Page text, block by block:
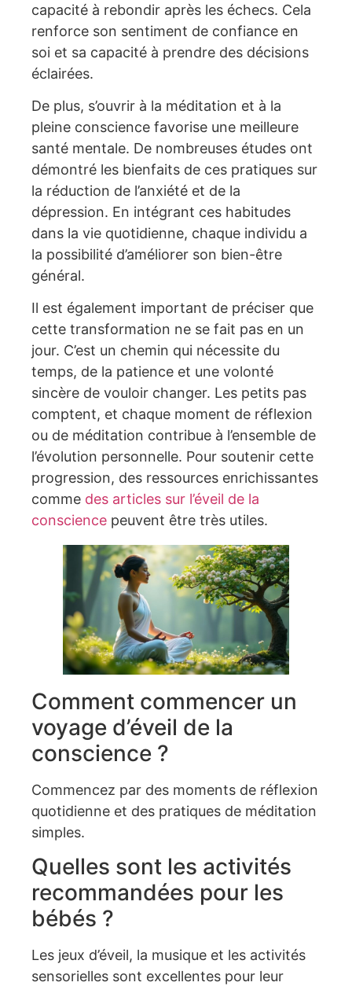
capacité à rebondir après les échecs. Cela
renforce son sentiment de confiance en
soi et sa capacité à prendre des décisions
éclairées.
De plus, s’ouvrir à la méditation et à la
pleine conscience favorise une meilleure
santé mentale. De nombreuses études ont
démontré les bienfaits de ces pratiques sur
la réduction de l’anxiété et de la
dépression. En intégrant ces habitudes
dans la vie quotidienne, chaque individu a
la possibilité d’améliorer son bien-être
général.
Il est également important de préciser que
cette transformation ne se fait pas en un
jour. C’est un chemin qui nécessite du
temps, de la patience et une volonté
sincère de vouloir changer. Les petits pas
comptent, et chaque moment de réflexion
ou de méditation contribue à l’ensemble de
l’évolution personnelle. Pour soutenir cette
progression, des ressources enrichissantes
comme des articles sur l’éveil de la
conscience peuvent être très utiles.
Comment commencer un
voyage d’éveil de la
conscience ?
Commencez par des moments de réflexion
quotidienne et des pratiques de méditation
simples.
Quelles sont les activités
recommandées pour les
bébés ?
Les jeux d’éveil, la musique et les activités
sensorielles sont excellentes pour leur